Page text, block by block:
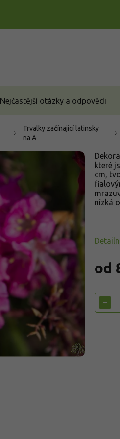
Nejčastější otázky a odpovědi
Trvalky začínající latinsky
na A
od
cena:
−
které
cm,
nízká